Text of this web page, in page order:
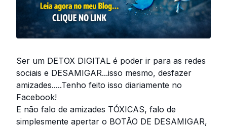
Ser um DETOX DIGITAL é poder ir para as redes
sociais e DESAMIGAR...isso mesmo, desfazer
amizades.....Tenho feito isso diariamente no
Facebook!
E não falo de amizades TÓXICAS, falo de
simplesmente apertar o BOTÃO DE DESAMIGAR,